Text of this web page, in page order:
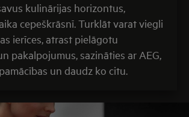
kulinārijas horizontus,
cepeškrāsnī. Turklāt varat viegli
ierīces, atrast pielāgotu
pakalpojumus, sazināties ar AEG,
un daudz ko citu.